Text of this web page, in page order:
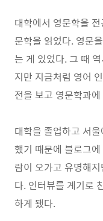
대학에서 영문학을
문학을 읽었다. 영문
는 게 있었다. 그 때
지만 지금처럼 영어
전을 보고 영문학과
대학을 졸업하고 서
했기 때문에 블로그
람이 오가고 유명해
다. 인터뷰를 계기로
하게 됐다.